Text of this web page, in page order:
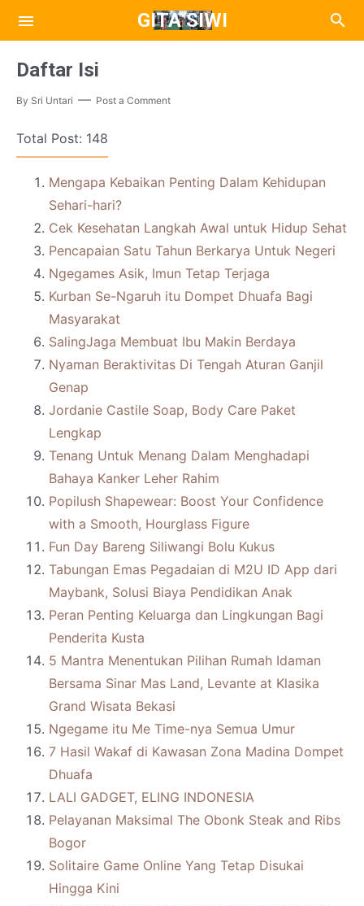
GITA SIWI
Daftar Isi
By Sri Untari Post a Comment
Total Post: 148
Mengapa Kebaikan Penting Dalam Kehidupan
Sehari-hari?
Cek Kesehatan Langkah Awal untuk Hidup Sehat
Pencapaian Satu Tahun Berkarya Untuk Negeri
Ngegames Asik, Imun Tetap Terjaga
Kurban Se-Ngaruh itu Dompet Dhuafa Bagi
Masyarakat
SalingJaga Membuat Ibu Makin Berdaya
Nyaman Beraktivitas Di Tengah Aturan Ganjil
Genap
Jordanie Castile Soap, Body Care Paket
Lengkap
Tenang Untuk Menang Dalam Menghadapi
Bahaya Kanker Leher Rahim
Popilush Shapewear: Boost Your Confidence
with a Smooth, Hourglass Figure
Fun Day Bareng Siliwangi Bolu Kukus
Tabungan Emas Pegadaian di M2U ID App dari
Maybank, Solusi Biaya Pendidikan Anak
Peran Penting Keluarga dan Lingkungan Bagi
Penderita Kusta
5 Mantra Menentukan Pilihan Rumah Idaman
Bersama Sinar Mas Land, Levante at Klasika
Grand Wisata Bekasi
Ngegame itu Me Time-nya Semua Umur
7 Hasil Wakaf di Kawasan Zona Madina Dompet
Dhuafa
LALI GADGET, ELING INDONESIA
Pelayanan Maksimal The Obonk Steak and Ribs
Bogor
Solitaire Game Online Yang Tetap Disukai
Hingga Kini